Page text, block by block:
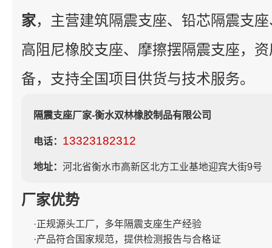
家，主营建筑隔震支座、铅芯隔震支
高阻尼橡胶支座、摩擦摆隔震支座，
备，支持全国项目供货与技术服务。
隔震支座厂家-衡水双林橡胶制品有限公司
电话： 13323182312
地址： 河北省衡水市高新区北方工业基地迎宾大街9号
厂家优势
·正规源头工厂，多年隔震支座生产经验
·产品符合国家规范，提供检测报告与合格证